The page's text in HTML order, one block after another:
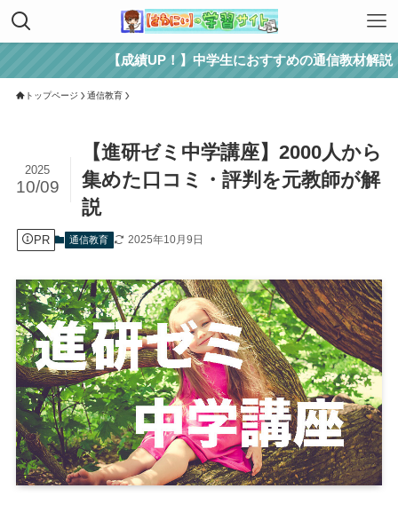
【成績UP！】中学生におすすめの通信教材解説
トップページ 通信教育
【進研ゼミ中学講座】2000人から
集めた口コミ・評判を元教師が解
説
2025
10/09
PR 通信教育 2025年10月9日